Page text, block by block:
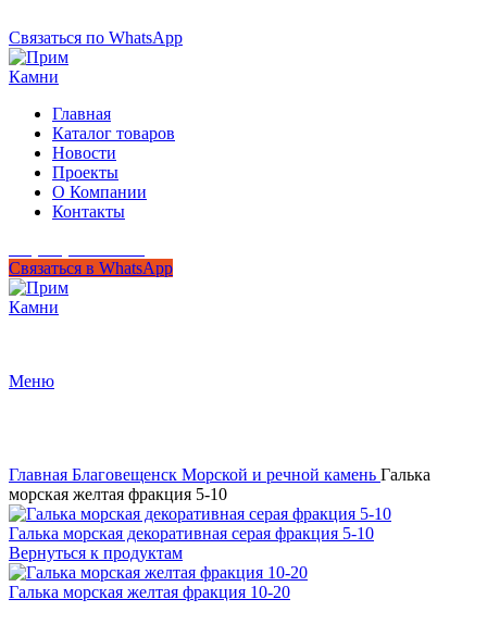
Связаться по WhatsApp
Главная
Каталог товаров
Новости
Проекты
О Компании
Контакты
Связаться в WhatsApp
Меню
Главная Благовещенск Морской и речной камень Галька
морская желтая фракция 5-10
Галька морская декоративная серая фракция 5-10
Вернуться к продуктам
Галька морская желтая фракция 10-20